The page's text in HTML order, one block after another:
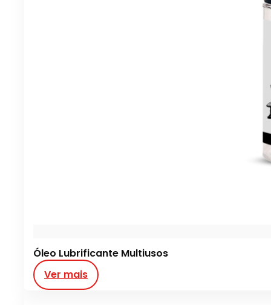
Óleo Lubrificante Multiusos
Ver mais